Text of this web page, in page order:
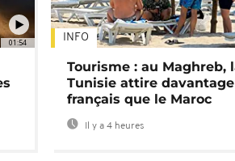
01:54 INFO
Tourisme : au Maghreb,
Tunisie attire
français que le Maroc
Il y a 4 heures